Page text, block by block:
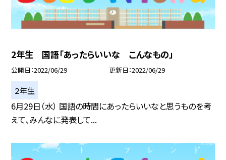
2年生 国語「あったらいいな こんなもの」
公開日 2022/06/29 更新日 2022/06/29
２年生
6月29日（水） 国語の時間にあったらいいなと思うものを考
えて、みんなに発表して...